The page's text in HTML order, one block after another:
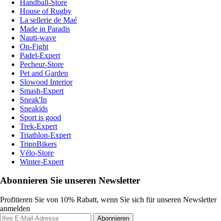
Handball-Store
House of Rugby
La sellerie de Maé
Made in Paradis
Nauti-wave
On-Fight
Padel-Expert
Pecheur-Store
Pet and Garden
Slowood Interior
Smash-Expert
Sneak'In
Sneakids
Sport is good
Trek-Expert
Triathlon-Expert
TripnBikers
Vélo-Store
Winter-Expert
Abonnieren Sie unseren Newsletter
Profitieren Sie von 10% Rabatt, wenn Sie sich für unseren Newsletter
anmelden
Abonnieren